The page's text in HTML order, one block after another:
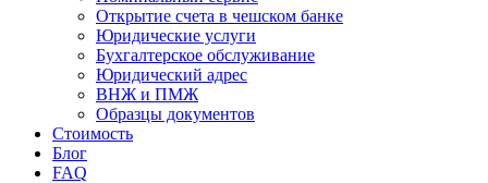
Открытие счета в чешском банке
Юридические услуги
Бухгалтерское обслуживание
Юридический адрес
ВНЖ и ПМЖ
Образцы документов
Стоимость
Блог
FAQ